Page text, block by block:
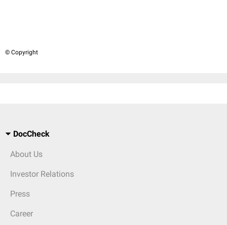
© Copyright
DocCheck
About Us
Investor Relations
Press
Career